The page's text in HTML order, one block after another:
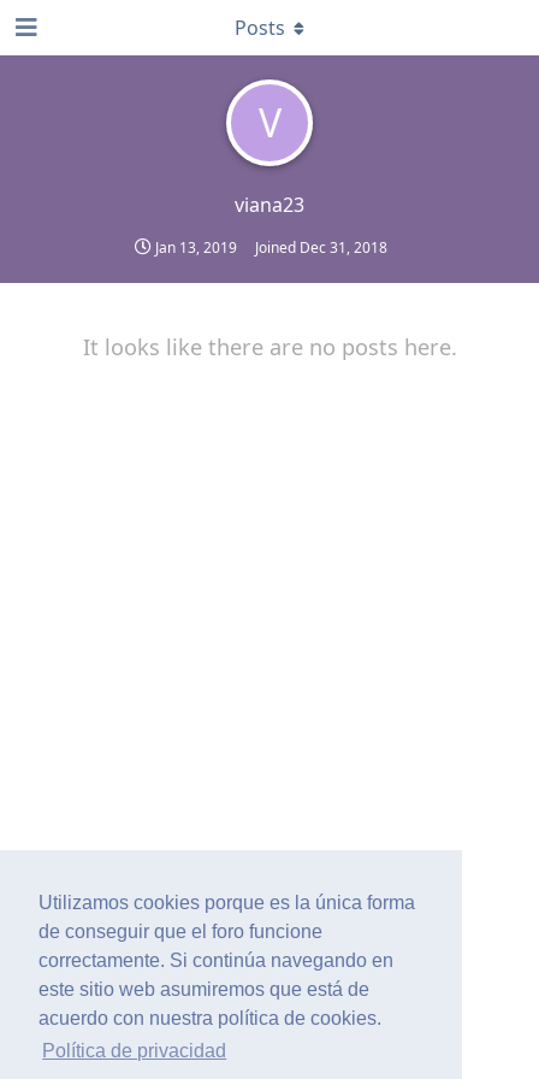
Utilizamos cookies porque es la única forma
de conseguir que el foro funcione
correctamente. Si continúa navegando en
este sitio web asumiremos que está de
acuerdo con nuestra política de cookies.
Política de privacidad
V
viana23
Jan 13, 2019 Joined Dec 31, 2018
Posts
It looks like there are no posts here.